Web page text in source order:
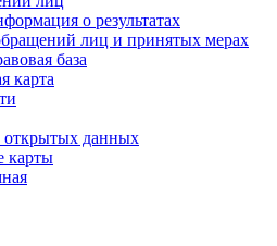
о результатах
лиц и принятых мерах
база
карта
открытых данных
карты